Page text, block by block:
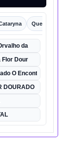
Queixo o
do Orvalho da
O Beija Flor Dour
Sthefanny e o Beija Flor Dourado O Encontro Mágico
DOURADO